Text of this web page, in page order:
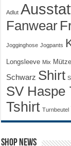
Adlut
Fanwear
Jogginghose Jogpants
Longsleeve Mix Mütze
Schwarz Shirt
SV Haspe
Tshirt Turnbeutel
Shop News